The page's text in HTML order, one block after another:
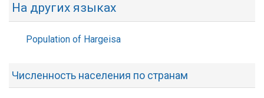
На других языках
Population of Hargeisa
Численность населения по странам